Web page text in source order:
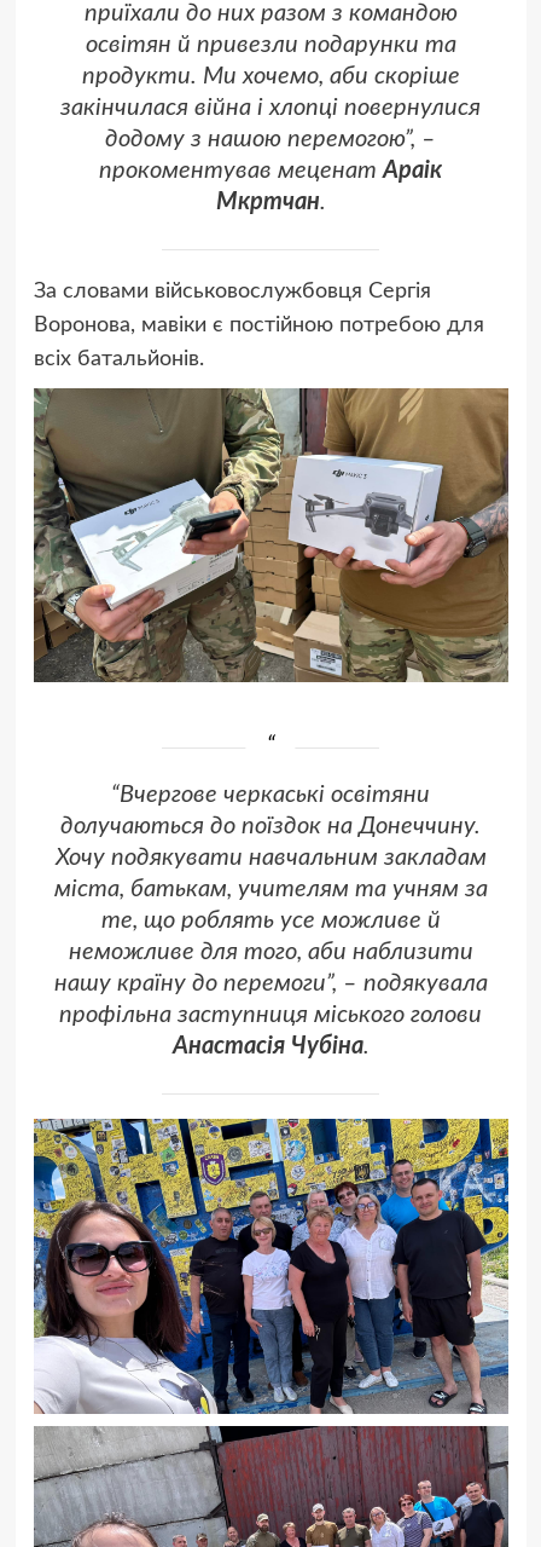
приїхали до них разом з командою
освітян й привезли подарунки та
продукти. Ми хочемо, аби скоріше
закінчилася війна і хлопці повернулися
додому з нашою перемогою”, –
прокоментував меценатАраік
Мкртчан.
За словами військовослужбовця Сергія
Воронова, мавіки є постійною потребою для
всіх батальйонів.
“Вчергове черкаські освітяни
долучаються до поїздок на Донеччину.
Хочу подякувати навчальним закладам
міста, батькам, учителям та учням за
те, що роблять усе можливе й
неможливе для того, аби наблизити
нашу країну до перемоги”, – подякувала
профільна заступниця міського голови
Анастасія Чубіна.